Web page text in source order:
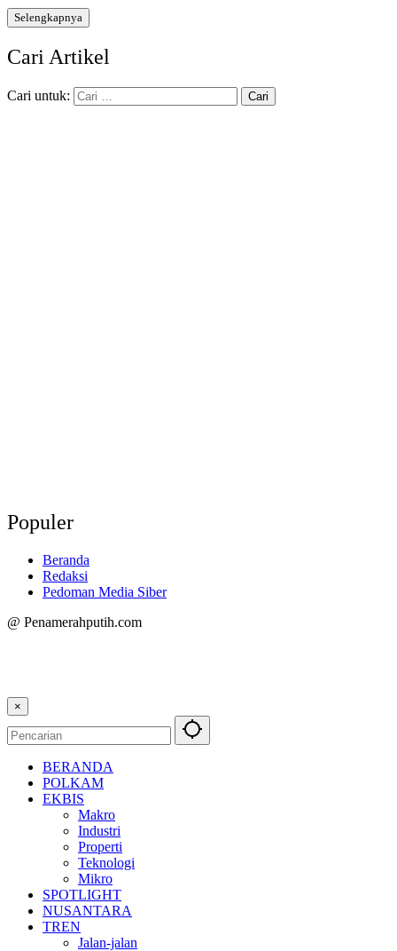
Selengkapnya
Cari Artikel
Cari untuk:
Populer
Beranda
Redaksi
Pedoman Media Siber
@ Penamerahputih.com
×
BERANDA
POLKAM
EKBIS
Makro
Industri
Properti
Teknologi
Mikro
SPOTLIGHT
NUSANTARA
TREN
Jalan-jalan